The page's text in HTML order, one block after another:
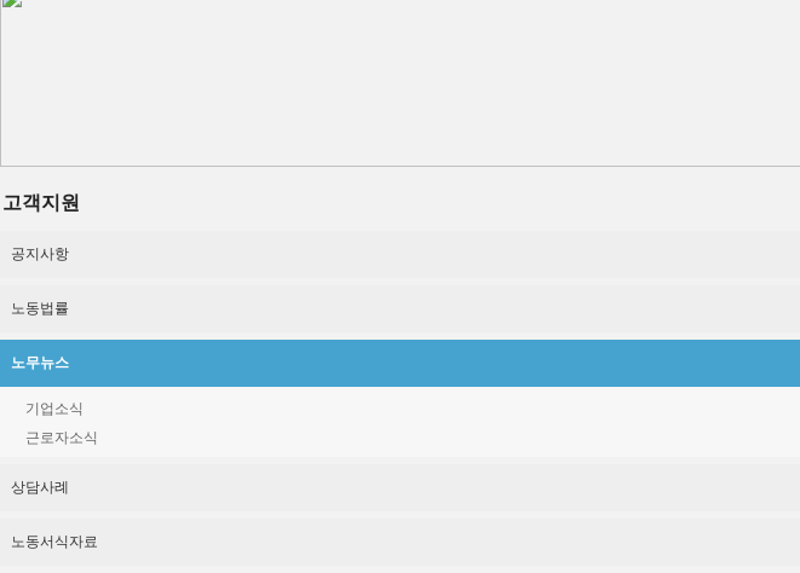
고객지원
공지사항
노동법률
노무뉴스
기업소식
근로자소식
상담사례
노동서식자료